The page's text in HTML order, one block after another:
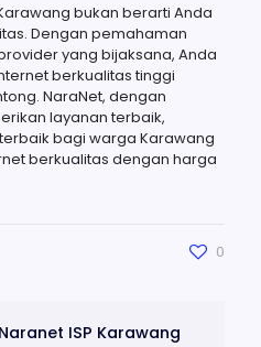
bukan berarti Anda
Dengan pemahaman
yang bijaksana, Anda
berkualitas tinggi
NaraNet, dengan
layanan terbaik,
bagi warga Karawang
berkualitas dengan harga
0
ISP Karawang